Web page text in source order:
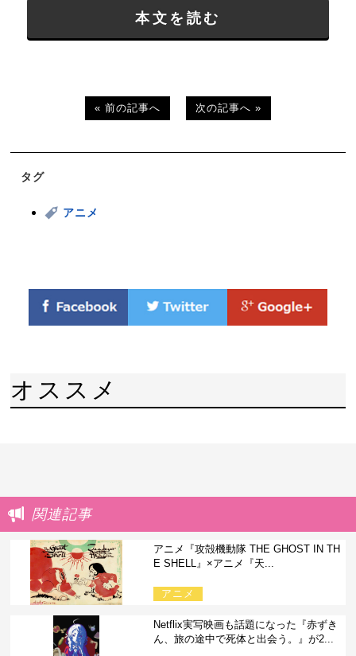
本文を読む
« 前の記事へ 次の記事へ »
タグ
アニメ
オススメ
関連記事
アニメ『攻殻機動隊 THE GHOST IN TH
E SHELL』×アニメ『天...
アニメ
Netflix実写映画も話題になった『赤ずき
ん、旅の途中で死体と出会う。』が2...